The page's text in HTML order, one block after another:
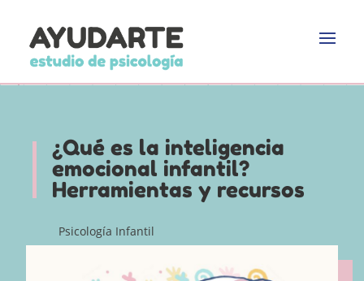
¿Qué es la inteligencia
emocional infantil?
Herramientas y recursos
Psicología Infantil